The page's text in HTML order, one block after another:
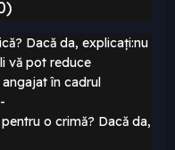
Dacă da, explicați:nu
vă pot reduce
în cadrul
o crimă? Dacă da,